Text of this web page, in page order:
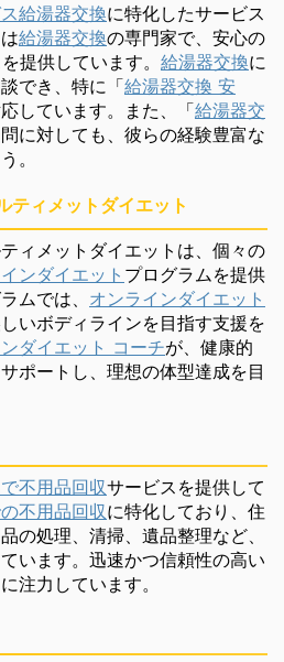
給湯器交換に特化したサービス
給湯器交換の専門家で、安心の
提供しています。 給湯器交換に
でき、特に「給湯器交換 安
しています。また、「給湯器交
に対しても、彼らの経験豊富な
。
ティメットダイエット
ィメットダイエットは、個々の
ンダイエット プログラムを提供
ムでは、 オンラインダイエット
いボディラインを目指す支援を
ダイエット コーチが、健康的
ポートし、理想の体型達成を目
不用品回収サービスを提供して
不用品回収に特化しており、住
の処理、清掃、遺品整理など、
います。迅速かつ信頼性の高い
注力しています。